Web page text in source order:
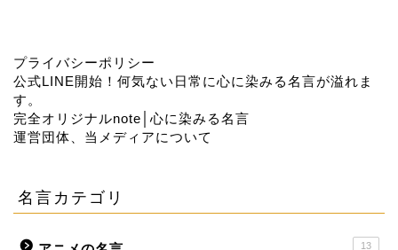
プライバシーポリシー
公式LINE開始！何気ない日常に心に染みる名言が溢れま
す。
完全オリジナルnote│心に染みる名言
運営団体、当メディアについて
名言カテゴリ
13